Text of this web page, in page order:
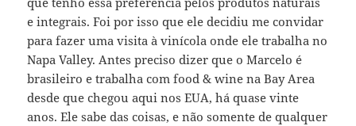
e integrais. Foi por isso que ele decidiu me convidar
para fazer uma visita à vinícola onde ele trabalha no
Napa Valley. Antes preciso dizer que o Marcelo é
brasileiro e trabalha com food & wine na Bay Area
desde que chegou aqui nos EUA, há quase vinte
anos. Ele sabe das coisas, e não somente de qualquer